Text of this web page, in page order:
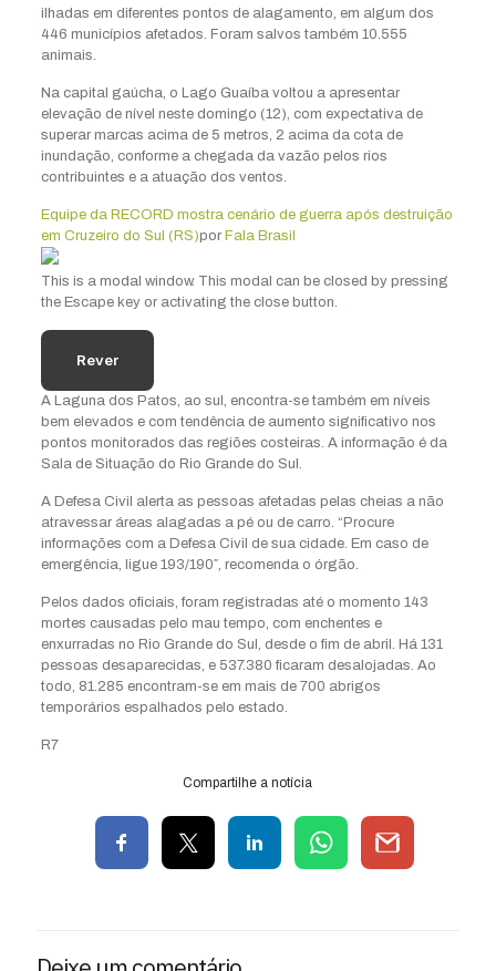
ilhadas em diferentes pontos de alagamento, em algum dos
446 municípios afetados. Foram salvos também 10.555
animais.
Na capital gaúcha, o Lago Guaíba voltou a apresentar
elevação de nível neste domingo (12), com expectativa de
superar marcas acima de 5 metros, 2 acima da cota de
inundação, conforme a chegada da vazão pelos rios
contribuintes e a atuação dos ventos.
Equipe da RECORD mostra cenário de guerra após destruição
em Cruzeiro do Sul (RS)por Fala Brasil
This is a modal window. This modal can be closed by pressing
the Escape key or activating the close button.
Rever
A Laguna dos Patos, ao sul, encontra-se também em níveis
bem elevados e com tendência de aumento significativo nos
pontos monitorados das regiões costeiras. A informação é da
Sala de Situação do Rio Grande do Sul.
A Defesa Civil alerta as pessoas afetadas pelas cheias a não
atravessar áreas alagadas a pé ou de carro. “Procure
informações com a Defesa Civil de sua cidade. Em caso de
emergência, ligue 193/190″, recomenda o órgão.
Pelos dados oficiais, foram registradas até o momento 143
mortes causadas pelo mau tempo, com enchentes e
enxurradas no Rio Grande do Sul, desde o fim de abril. Há 131
pessoas desaparecidas, e 537.380 ficaram desalojadas. Ao
todo, 81.285 encontram-se em mais de 700 abrigos
temporários espalhados pelo estado.
R7
Compartilhe a notícia